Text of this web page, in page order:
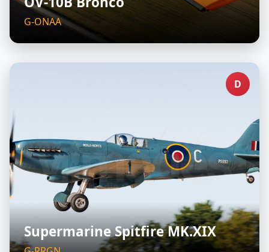
G-ONAA
D
Supermarine Spitfire MK.XIX